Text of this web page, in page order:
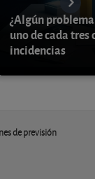
¿Algún problema
uno de cada
incidencias
de previsión